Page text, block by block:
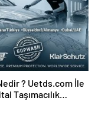
? Uetds.com İle
Taşımacılık